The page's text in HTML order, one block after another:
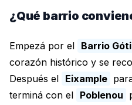
¿Qué barrio
Empezá por el Barrio
corazón histórico y se
Después el Eixample
terminá con el Poblenou